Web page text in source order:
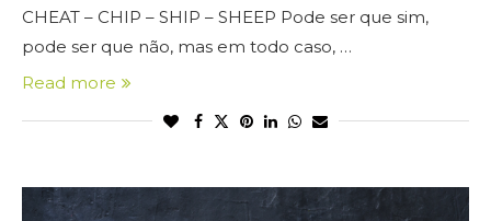
CHEAT – CHIP – SHIP – SHEEP Pode ser que sim,
pode ser que não, mas em todo caso, …
Read more